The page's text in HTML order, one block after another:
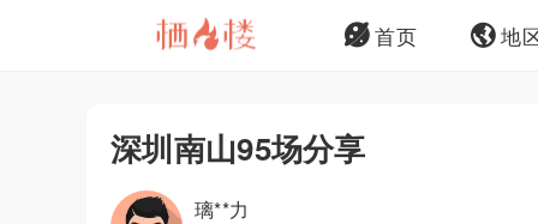
首页 地
深圳南山95场分享
璃**力